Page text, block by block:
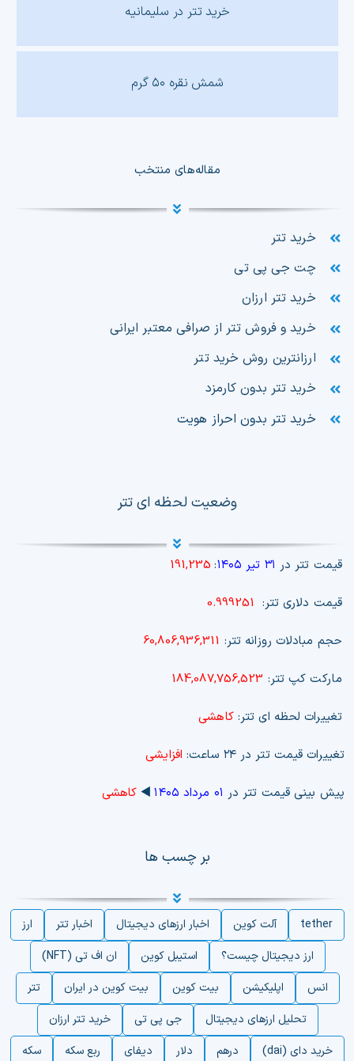
خرید تتر در سلیمانیه
شمش نقره ۵۰ گرم
مقاله‌های منتخب
خرید تتر
چت جی پی تی
خرید تتر ارزان
خرید و فروش تتر از صرافی معتبر ایرانی
ارزانترین روش خرید تتر
خرید تتر بدون کارمزد
خرید تتر بدون احراز هویت
وضعیت لحظه ای تتر
قیمت تتر در ۳۱ تیر ۱۴۰۵ :
191,235
قیمت دلاری تتر: 0.999251
حجم مبادلات روزانه تتر: 60,806,936,311
مارکت کپ تتر: 184,087,756,523
تغییرات لحظه ای تتر:کاهشی
تغییرات قیمت تتر در ۲۴ ساعت: افزایشی
پیش بینی قیمت تتر در ۰۱ مرداد ۱۴۰۵ ◀️ کاهشی
بر چسب ها
tether آلت کوین اخبار ارزهای دیجیتال اخبار تتر
ارز
ارز دیجیتال چیست؟
استیبل کوین
ان اف تی (NFT)
انس
اپلیکیشن بیت کوین بیت کوین در ایران
تتر
تحلیل ارزهای دیجیتال
جی پی تی
خرید تتر ارزان
خرید دای (dai)
درهم دلار دیفای ربع سکه
سکه